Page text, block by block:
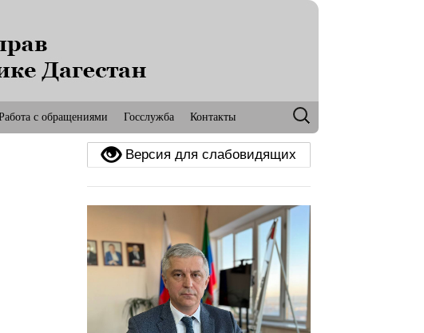
ПРАВ
РД
с обращениями Госслужба Контакты
Найти:
Версия для слабовидящих